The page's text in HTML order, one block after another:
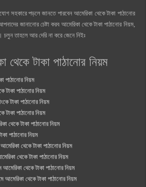
সহকারে পড়লে জানতে পারবেন আমেরিকা থেকে টাকা পাঠানোর
জানানোর চেষ্টা করব আমেরিকা থেকে টাকা পাঠানোর নিয়ম,
চলুন তাহলে আর দেরি না করে জেনে নিইঃ
থেকে টাকা পাঠানোর নিয়ম
পাঠানোর নিয়ম
টাকা পাঠানোর নিয়ম
টাকা পাঠানোর নিয়ম
টাকা পাঠানোর নিয়ম
থেকে টাকা পাঠানোর নিয়ম
পাঠানোর নিয়ম
থেকে টাকা পাঠানোর নিয়ম
থেকে টাকা পাঠানোর নিয়ম
থেকে টাকা পাঠানোর নিয়ম
থেকে টাকা পাঠানোর নিয়ম